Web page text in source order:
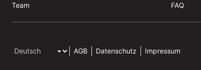
Team
FAQ
AGB Datenschutz Impressum